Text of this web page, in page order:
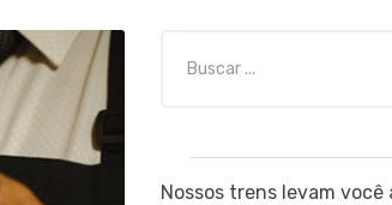
Nossos trens levam você